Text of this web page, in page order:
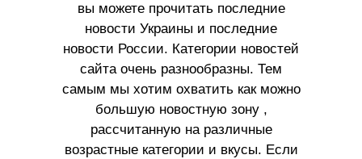
вы можете прочитать последние
новости Украины и последние
новости России. Категории новостей
сайта очень разнообразны. Тем
самым мы хотим охватить как можно
большую новостную зону ,
рассчитанную на различные
возрастные категории и вкусы. Если